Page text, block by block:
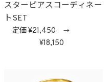
スターピアスコーディネー
トSET
定価 21,450→
18,150